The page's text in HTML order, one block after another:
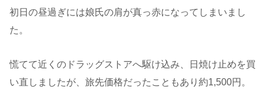
初日の昼過ぎには娘氏の肩が真っ赤になってしまいまし
た。
慌てて近くのドラッグストアへ駆け込み、日焼け止めを買
い直しましたが、旅先価格だったこともあり約1,500円。